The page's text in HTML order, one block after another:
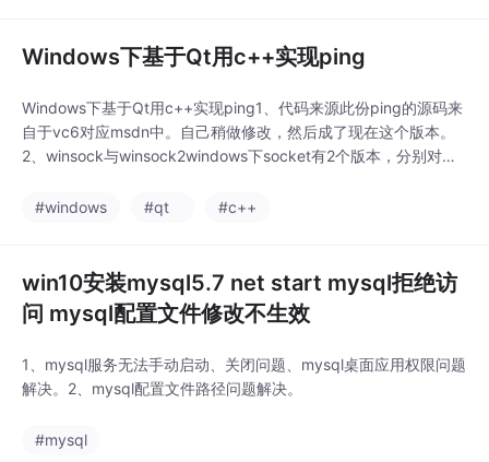
Windows下基于Qt用c++实现ping
Windows下基于Qt用c++实现ping1、代码来源此份ping的源码来
自于vc6对应msdn中。自己稍做修改，然后成了现在这个版本。
2、winsock与winsock2windows下socket有2个版本，分别对应2
个参数是MAKEWORD(1,1)还是MAKEWORD(1,2)。这俩有啥不同
#windows #qt #c++
win10安装mysql5.7 net start mysql拒绝访
问 mysql配置文件修改不生效
1、mysql服务无法手动启动、关闭问题、mysql桌面应用权限问题
解决。2、mysql配置文件路径问题解决。
#mysql